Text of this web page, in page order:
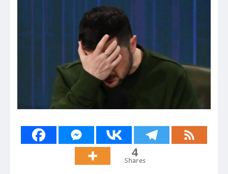
4
Shares